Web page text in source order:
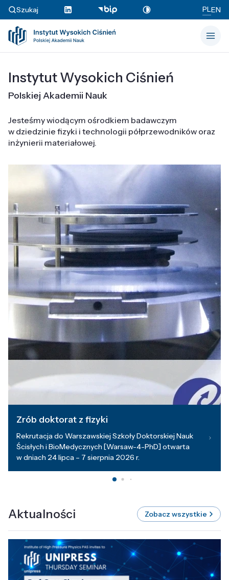
Szukaj PLEN
Instytut Wysokich Ciśnień
Polskiej Akademii Nauk
Jesteśmy wiodącym ośrodkiem badawczym
w dziedzinie fizyki i technologii półprzewodników oraz
inżynierii materiałowej.
Zrób doktorat z fizyki
Rekrutacja do Warszawskiej Szkoły Doktorskiej Nauk
Ścisłych i BioMedycznych [Warsaw-4-PhD] otwarta
w dniach 24 lipca – 7 sierpnia 2026 r.
Aktualności Zobacz wszystkie